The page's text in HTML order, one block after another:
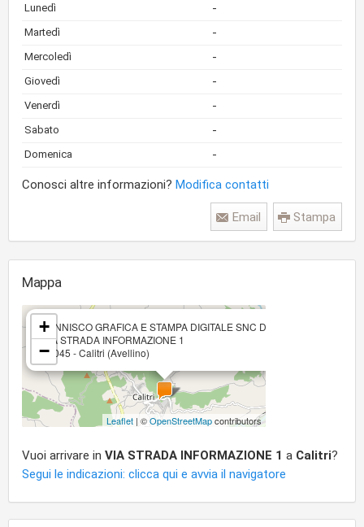
Lunedì -
Martedì -
Mercoledì -
Giovedì -
Venerdì -
Sabato -
Domenica -
Conosci altre informazioni? Modifica contatti
Stampa
Email
Mappa
PANNISCO GRAFICA E STAMPA DIGITALE SNC DI PANNISCO
VIA STRADA INFORMAZIONE 1
83045 - Calitri (Avellino)
+
−
Leaflet | ©OpenStreetMapcontributors
Vuoi arrivare in VIA STRADA INFORMAZIONE 1 a Calitri?
Segui le indicazioni: clicca qui e avvia il navigatore